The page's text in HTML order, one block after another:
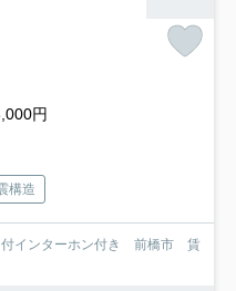
円
構造
付インターホン付き 前橋市 賃